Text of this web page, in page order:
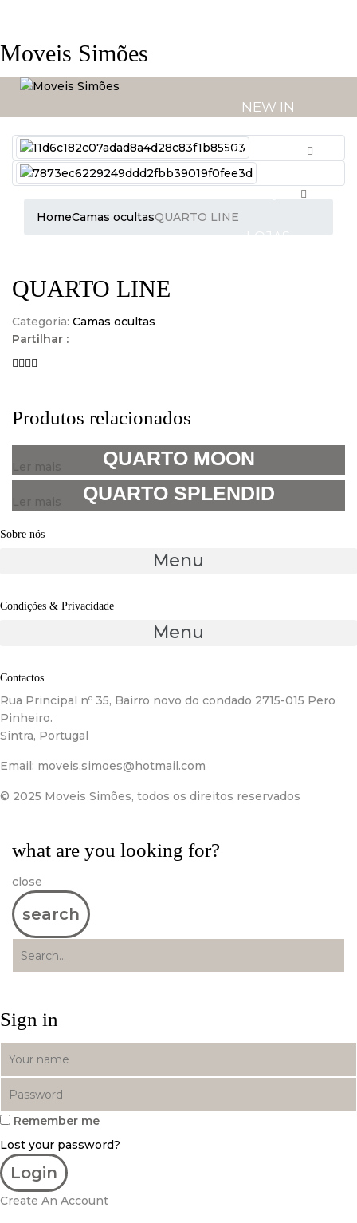
Moveis Simões
NEW IN
PRODUTOS
HomeCamas ocultasQUARTO LINE
QUARTO LINE
Categoria: Camas ocultas
Partilhar :
Produtos relacionados
Ler mais QUARTO MOON
Ler mais QUARTO SPLENDID
Sobre nós
Menu
Condições & Privacidade
Menu
Contactos
Rua Principal nº 35, Bairro novo do condado 2715-015 Pero
Pinheiro.
Sintra, Portugal
Email: moveis.simoes@hotmail.com
© 2025 Moveis Simões, todos os direitos reservados
what are you looking for?
close
search
Sign in
Remember me
Lost your password?
Create An Account